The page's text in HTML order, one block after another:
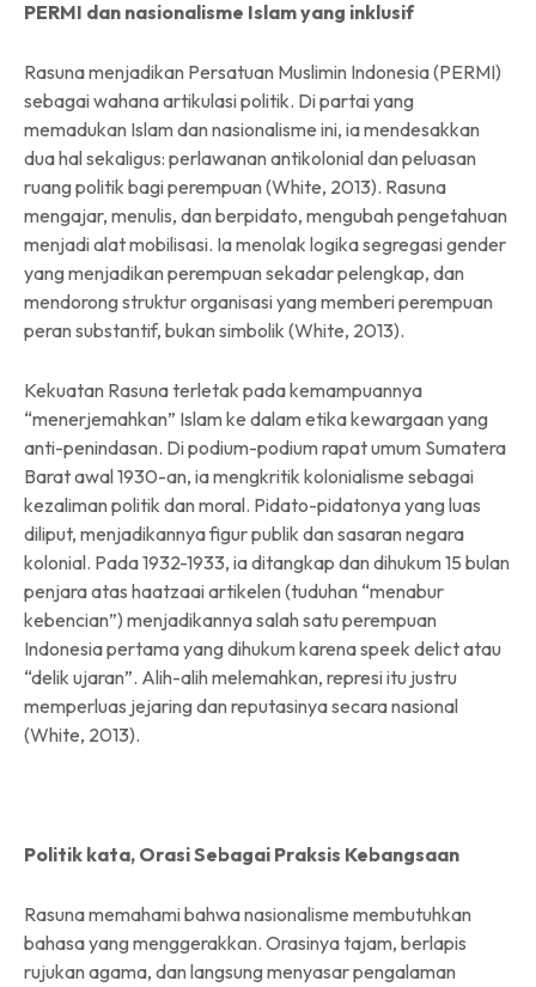
PERMI dan nasionalisme Islam yang inklusif
Rasuna menjadikan Persatuan Muslimin Indonesia (PERMI)
sebagai wahana artikulasi politik. Di partai yang
memadukan Islam dan nasionalisme ini, ia mendesakkan
dua hal sekaligus: perlawanan antikolonial dan peluasan
ruang politik bagi perempuan (White, 2013). Rasuna
mengajar, menulis, dan berpidato, mengubah pengetahuan
menjadi alat mobilisasi. Ia menolak logika segregasi gender
yang menjadikan perempuan sekadar pelengkap, dan
mendorong struktur organisasi yang memberi perempuan
peran substantif, bukan simbolik (White, 2013).
Kekuatan Rasuna terletak pada kemampuannya
“menerjemahkan” Islam ke dalam etika kewargaan yang
anti-penindasan. Di podium-podium rapat umum Sumatera
Barat awal 1930-an, ia mengkritik kolonialisme sebagai
kezaliman politik dan moral. Pidato-pidatonya yang luas
diliput, menjadikannya figur publik dan sasaran negara
kolonial. Pada 1932-1933, ia ditangkap dan dihukum 15 bulan
penjara atas haatzaai artikelen (tuduhan “menabur
kebencian”) menjadikannya salah satu perempuan
Indonesia pertama yang dihukum karena speek delict atau
“delik ujaran”. Alih-alih melemahkan, represi itu justru
memperluas jejaring dan reputasinya secara nasional
(White, 2013).
Politik kata, Orasi Sebagai Praksis Kebangsaan
Rasuna memahami bahwa nasionalisme membutuhkan
bahasa yang menggerakkan. Orasinya tajam, berlapis
rujukan agama, dan langsung menyasar pengalaman